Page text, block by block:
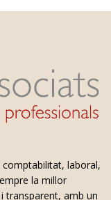
laboral,
la millor
transparent, amb un